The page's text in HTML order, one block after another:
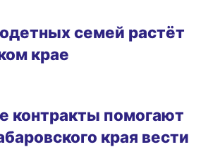
семей растёт
крае
контракты помогают
края вести